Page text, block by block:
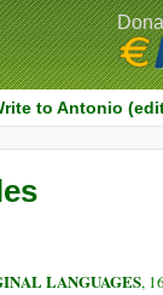
to Antonio
LANGUAGES,